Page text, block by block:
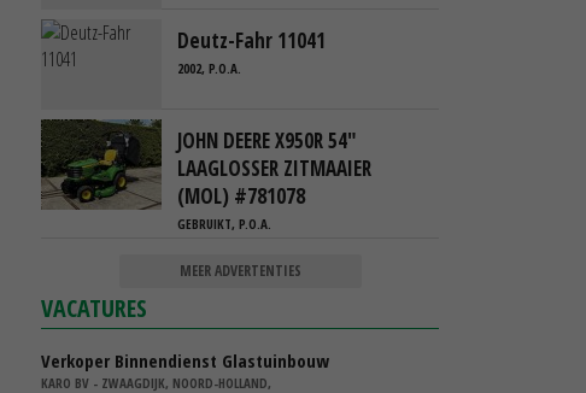
Deutz-Fahr 11041
2002, P.O.A.
JOHN DEERE X950R 54"
LAAGLOSSER ZITMAAIER
(MOL) #781078
GEBRUIKT, P.O.A.
MEER ADVERTENTIES
VACATURES
Verkoper Binnendienst Glastuinbouw
KARO BV - ZWAAGDIJK, NOORD-HOLLAND,